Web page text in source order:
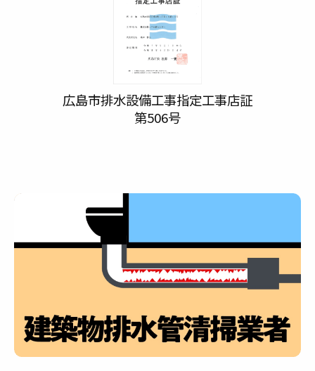
広島市排水設備工事指定工事店証
第506号